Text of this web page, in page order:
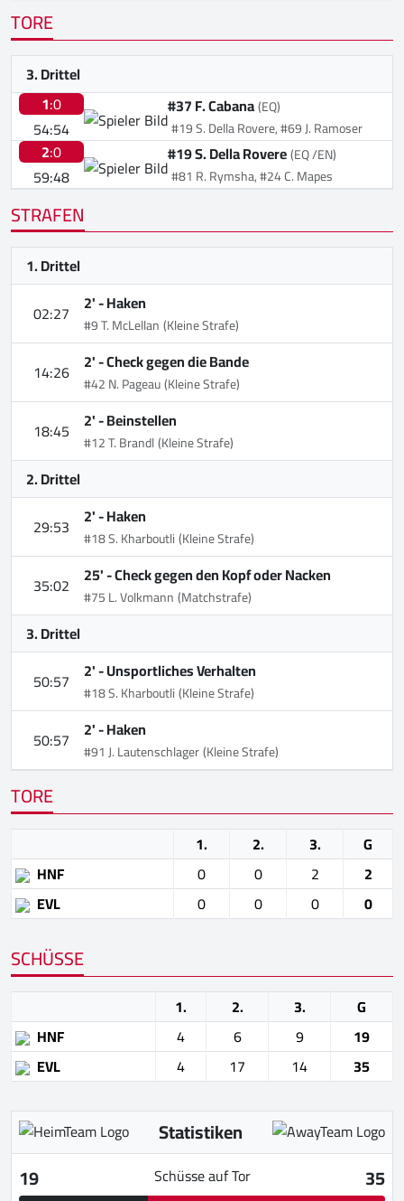
TORE
3. Drittel
1:0
54:54
#37 F. Cabana(EQ)
#19 S. Della Rovere, #69 J. Ramoser
2:0
59:48
#19 S. Della Rovere(EQ /EN)
#81 R. Rymsha, #24 C. Mapes
STRAFEN
1. Drittel
02:27 2' -Haken
#9 T. McLellan(Kleine Strafe)
14:26 2' -Check gegen die Bande
#42 N. Pageau(Kleine Strafe)
18:45 2' -Beinstellen
#12 T. Brandl(Kleine Strafe)
2. Drittel
29:53 2' -Haken
#18 S. Kharboutli(Kleine Strafe)
35:02 25' -Check gegen den Kopf oder Nacken
#75 L. Volkmann(Matchstrafe)
3. Drittel
50:57 2' -Unsportliches Verhalten
#18 S. Kharboutli(Kleine Strafe)
50:57 2' -Haken
#91 J. Lautenschlager(Kleine Strafe)
TORE
1. 2. 3.
G
HNF
0 0 2
2
EVL
0 0 0 0
SCHÜSSE
1. 2. 3.
G
HNF
4 6 9
19
EVL
4 17 14 35
Statistiken
19
Schüsse auf Tor
35